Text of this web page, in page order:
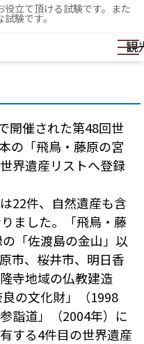
立て頂ける試験です。また
験です。
観
開催された第48回世
の「飛鳥・藤原の宮
界遺産リストへ登録
22件、自然遺産も含
ました。「飛鳥・藤
「佐渡島の金山」以
市、桜井市、明日香
寺地域の仏教建造
の文化財」（1998
詣道」（2004年）に
する4件目の世界遺産